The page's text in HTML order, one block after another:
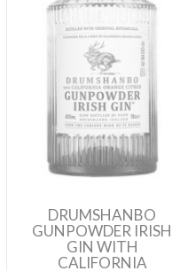
DRUMSHANBO
GUNPOWDER IRISH
GIN WITH
CALIFORNIA